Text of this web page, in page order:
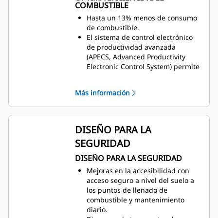
operadores a lograr el menor
costo por tonelada.
COMBUSTIBLE
Hasta un 13% menos de consumo
de combustible.
El sistema de control electrónico
de productividad avanzada
(APECS, Advanced Productivity
Electronic Control System) permite
superior. Gracias a esta
comunicación, la máquina
aprovecha mejor la potencia y el
par que genera el motor.
Optimice automáticamente el
consumo de combustible con la
modalidad de economía
adaptable, que reduce el consumo
de combustible sin afectar a la
productividad y puede activarse
con un solo botón.
Obtenga mejoras en la eficiencia
del combustible con el
Más información
DISEÑO PARA LA
SEGURIDAD
DISEÑO PARA LA SEGURIDAD
Mejoras en la accesibilidad con
acceso seguro a nivel del suelo a
los puntos de llenado de
combustible y mantenimiento
diario.